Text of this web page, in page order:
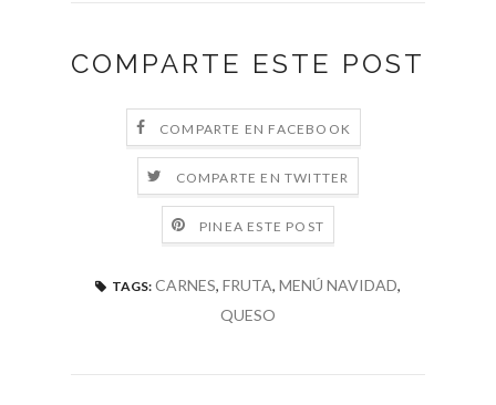
COMPARTE ESTE POST
COMPARTE EN FACEBOOK
COMPARTE EN TWITTER
PINEA ESTE POST
TAGS: CARNES, FRUTA, MENÚ NAVIDAD,
QUESO